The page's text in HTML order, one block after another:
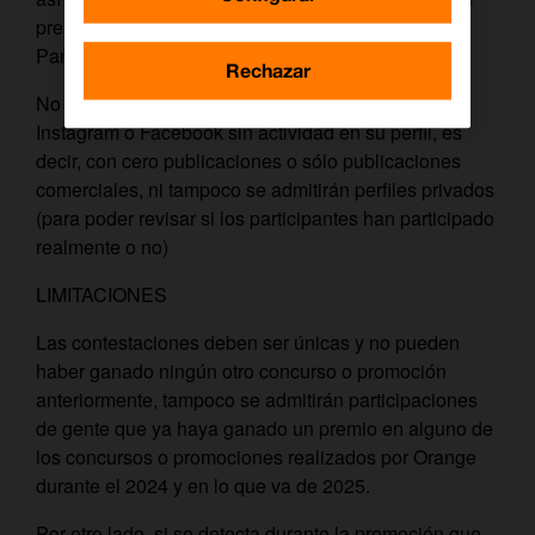
premio quedará limitado a un único premio por
Participante y no hace falta ser cliente de Orange.
No obstante, no se aceptarán cuentas de X o
Instagram o Facebook sin actividad en su perfil, es
decir, con cero publicaciones o sólo publicaciones
comerciales, ni tampoco se admitirán perfiles privados
(para poder revisar si los participantes han participado
realmente o no)
LIMITACIONES
Las contestaciones deben ser únicas y no pueden
haber ganado ningún otro concurso o promoción
anteriormente, tampoco se admitirán participaciones
de gente que ya haya ganado un premio en alguno de
los concursos o promociones realizados por Orange
durante el 2024 y en lo que va de 2025.
Rechazar